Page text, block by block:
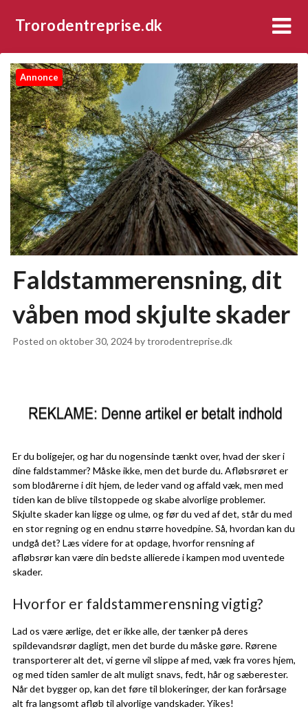
Trorodentreprise.dk
Annonce
Faldstammerensning, dit
våben mod skjulte skader
Posted on oktober 30, 2024bytrorodentreprise.dk
Er du boligejer, og har du nogensinde tænkt over, hvad der sker i
dine faldstammer? Måske ikke, men det burde du. Afløbsrøret er
som blodårerne i dit hjem, de leder vand og affald væk, men med
tiden kan de blive tilstoppede og skabe alvorlige problemer.
Skjulte skader kan ligge og ulme, og før du ved af det, står du med
en stor regning og en endnu større hovedpine. Så, hvordan kan du
undgå det? Læs videre for at opdage, hvorfor rensning af
afløbsrør kan være din bedste allierede i kampen mod uventede
skader.
Hvorfor er faldstammerensning vigtig?
Lad os være ærlige, det er ikke alle, der tænker på deres
spildevandsrør dagligt, men det burde du måske gøre. Rørene
transporterer alt det, vi gerne vil slippe af med, væk fra vores hjem,
og med tiden samler de alt muligt snavs, fedt, hår og sæberester.
Når det bygger op, kan det føre til blokeringer, der kan forårsage
alt fra langsomt afløb til alvorlige vandskader. Yikes!